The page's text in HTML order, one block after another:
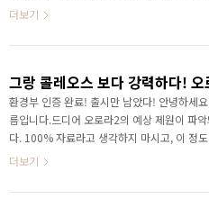
매가 기준입니다. 기본 트림인 '테크노'는 ..
다릅니다. 출시와 함께 중형 SUV 시장에서 돌
죠? 공식! 르노 오로라2 필랑트! 티저 공개!
공개되었는데.. 그건 글로벌 런칭 행사는 아
하지만 이번에는 다릅니다. 그랑 콜레오스가
사장님이 공개 행사를 발표했다면, 이번에는
글로벌을 대표하는 마케팅 총괄인 실비아 도산
량이라는 것이죠? 그렇다면 유럽을 포함..
더보기
환경부 인증 완료! 출시만 남았다! 안녕하세
름입니다.드디어 오로라2의 예상 제원이 파
다. 100% 자료라고 생각하지 마시고, 이 정
이렇게 생각해 주세요!환경부 인증 자료가 파
이 아니라서 틀릴 수 있고 가볍게 참고하시면
더보기